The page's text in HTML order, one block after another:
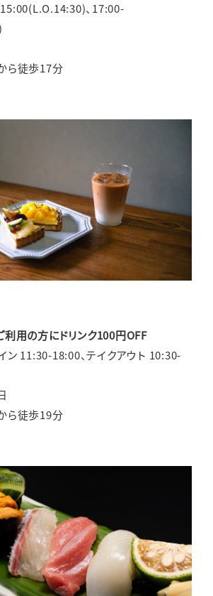
、17:00-
ら徒歩17分
利用の方にドリンク100円OFF
ン 11:30-18:00、テイクアウト 10:30-
ら徒歩19分